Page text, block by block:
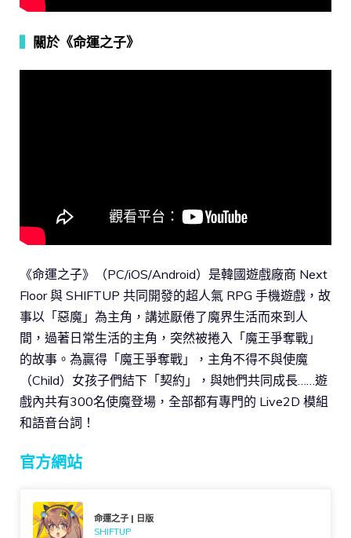
關於《命運之子》
《命運之子》（PC/iOS/Android）是韓國遊戲廠商 Next
Floor 與 SHIFTUP 共同開發的超人氣 RPG 手機遊戲，故
事以「惡魔」為主角，講述厭倦了魔界生活而來到人
間，過著日常生活的主角，突然被捲入「魔王爭奪戰」
的故事。為贏得「魔王爭奪戰」，主角不得不與使魔
（Child）女孩子們結下「契約」，與她們共同成長……遊
戲內共有300名使魔登場，全部都有專門的 Live2D 模組
和語音台詞！
官方網站
命運之子 | 日版
SHIFTUP